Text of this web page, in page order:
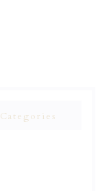
Categories